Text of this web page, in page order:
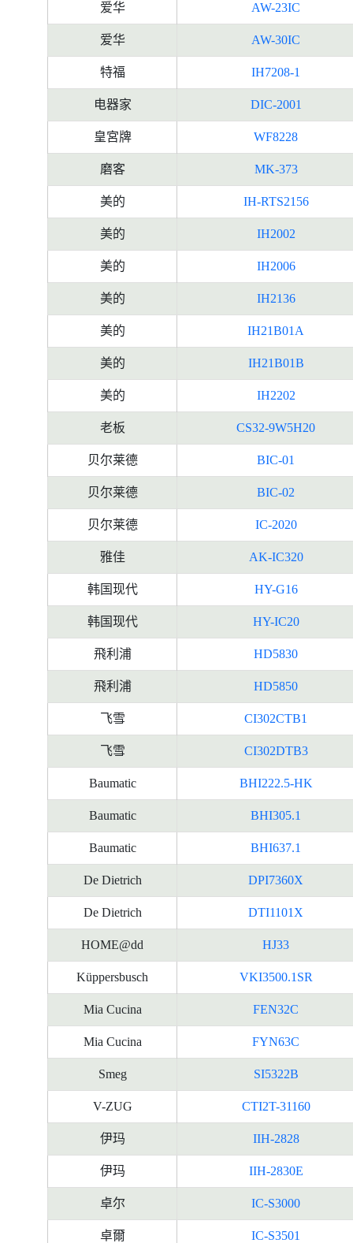
爱华 AW-23IC
爱华 AW-30IC
特福 IH7208-1
电器家 DIC-2001
皇宮牌 WF8228
磨客 MK-373
美的 IH-RTS2156
美的 IH2002
美的 IH2006
美的 IH2136
美的 IH21B01A
美的 IH21B01B
美的 IH2202
老板 CS32-9W5H20
贝尔莱德 BIC-01
贝尔莱德 BIC-02
贝尔莱德 IC-2020
雅佳 AK-IC320
韩国现代 HY-G16
韩国现代 HY-IC20
飛利浦 HD5830
飛利浦 HD5850
飞雪 CI302CTB1
飞雪 CI302DTB3
Baumatic BHI222.5-HK
Baumatic BHI305.1
Baumatic BHI637.1
De Dietrich DPI7360X
De Dietrich DTI1101X
HOME@dd HJ33
Küppersbusch VKI3500.1SR
Mia Cucina FEN32C
Mia Cucina FYN63C
Smeg SI5322B
V-ZUG CTI2T-31160
伊玛 IIH-2828
伊玛 IIH-2830E
卓尔 IC-S3000
卓爾 IC-S3501